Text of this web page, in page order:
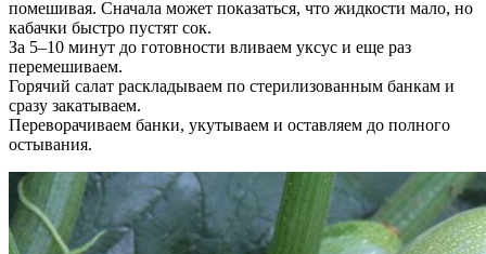
помешивая. Сначала может показаться, что жидкости мало, но
кабачки быстро пустят сок.
За 5–10 минут до готовности вливаем уксус и еще раз
перемешиваем.
Горячий салат раскладываем по стерилизованным банкам и
сразу закатываем.
Переворачиваем банки, укутываем и оставляем до полного
остывания.